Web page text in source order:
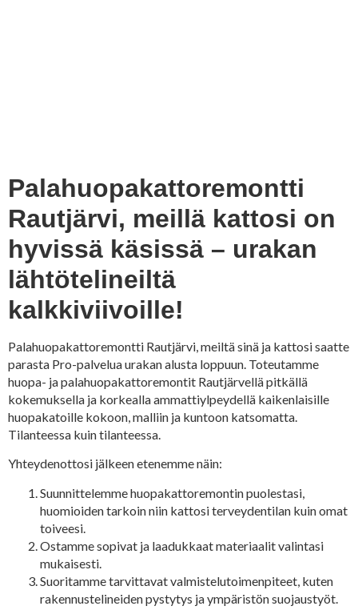
Palahuopakattoremontti
Rautjärvi, meillä kattosi on
hyvissä käsissä – urakan
lähtötelineiltä
kalkkiviivoille!
Palahuopakattoremontti Rautjärvi, meiltä sinä ja kattosi saatte
parasta Pro-palvelua urakan alusta loppuun. Toteutamme
huopa- ja palahuopakattoremontit Rautjärvellä pitkällä
kokemuksella ja korkealla ammattiylpeydellä kaikenlaisille
huopakatoille kokoon, malliin ja kuntoon katsomatta.
Tilanteessa kuin tilanteessa.
Yhteydenottosi jälkeen etenemme näin:
Suunnittelemme huopakattoremontin puolestasi,
huomioiden tarkoin niin kattosi terveydentilan kuin omat
toiveesi.
Ostamme sopivat ja laadukkaat materiaalit valintasi
mukaisesti.
Suoritamme tarvittavat valmistelutoimenpiteet, kuten
rakennustelineiden pystytys ja ympäristön suojaustyöt.